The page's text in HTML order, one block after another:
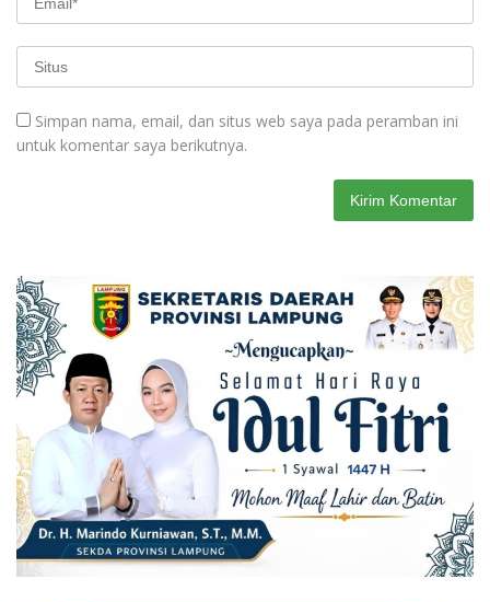
Simpan nama, email, dan situs web saya pada peramban ini
untuk komentar saya berikutnya.